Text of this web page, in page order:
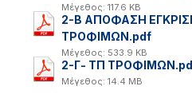
Μέγεθος: 117.6 KB
2-Β ΑΠΟΦΑΣΗ
ΤΡΟΦΙΜΩΝ.pdf
Μέγεθος: 533.9 KB
2-Γ- ΤΠ
Μέγεθος: 14.4 MB